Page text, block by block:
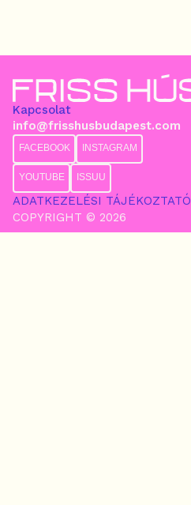
Kapcsolat
info@frisshusbudapest.com
FACEBOOK INSTAGRAM
YOUTUBE ISSUU
ADATKEZELÉSI TÁJÉKOZTATÓ
COPYRIGHT © 2026